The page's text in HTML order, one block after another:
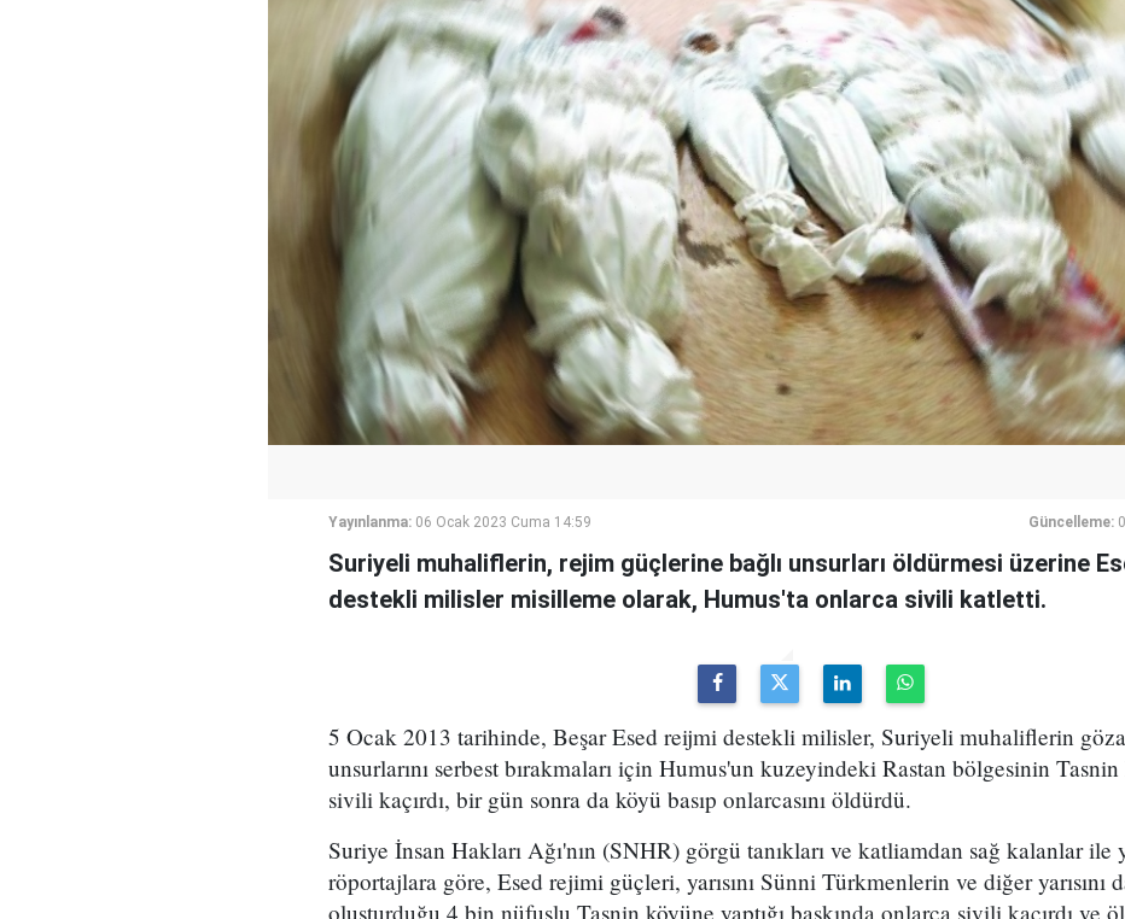
Yayınlanma: 06 Ocak 2023 Cuma 14:59 Güncelleme:
Suriyeli muhaliflerin, rejim güçlerine bağlı unsurları öldürmesi üzerine
destekli milisler misilleme olarak, Humus'ta onlarca sivili katletti.
5 Ocak 2013 tarihinde, Beşar Esed reijmi destekli milisler, Suriyeli muhaliflerin
unsurlarını serbest bırakmaları için Humus'un kuzeyindeki Rastan bölgesinin
sivili kaçırdı, bir gün sonra da köyü basıp onlarcasını öldürdü.
Suriye İnsan Hakları Ağı'nın (SNHR) görgü tanıkları ve katliamdan sağ kalanlar ile
röportajlara göre, Esed rejimi güçleri, yarısını Sünni Türkmenlerin ve diğer yarısını
oluşturduğu 4 bin nüfuslu Tasnin köyüne yaptığı baskında onlarca sivili kaçırdı ve